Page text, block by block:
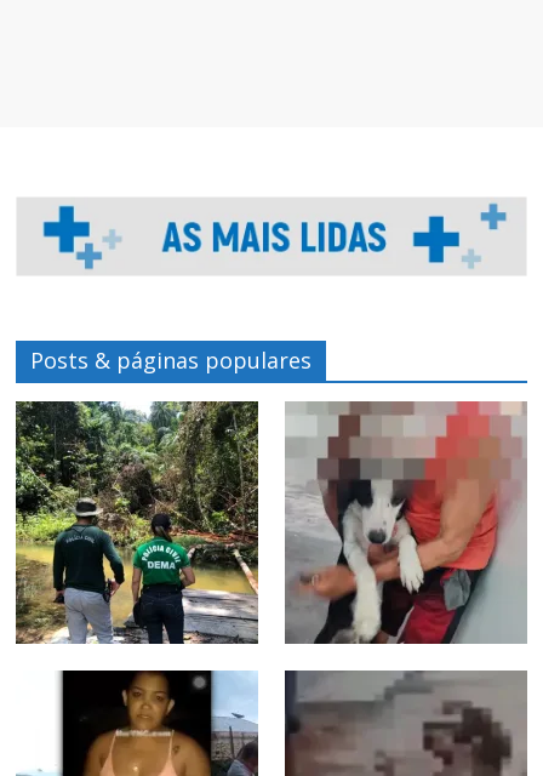
Posts & páginas populares